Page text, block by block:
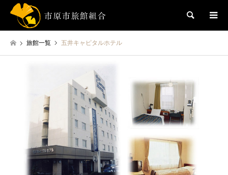
検索
旅館一覧 五井キャピタルホテル